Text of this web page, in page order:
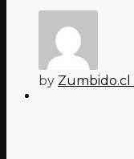
by Zumbido.cl